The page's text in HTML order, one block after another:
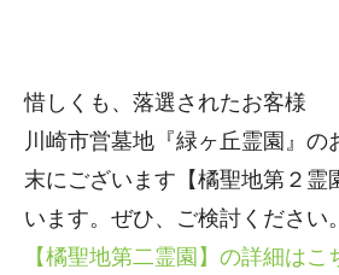
惜しくも、落選されたお客様
川崎市営墓地『緑ヶ丘霊園』の
末にございます【橘聖地第２霊
います。ぜひ、ご検討ください。
【橘聖地第二霊園】の詳細はこ